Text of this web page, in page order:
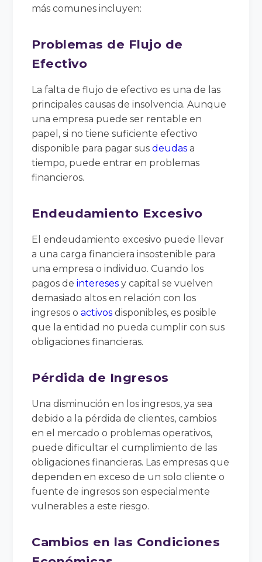
más comunes incluyen:
Problemas de Flujo de
Efectivo
La falta de flujo de efectivo es una de las
principales causas de insolvencia. Aunque
una empresa puede ser rentable en
papel, si no tiene suficiente efectivo
disponible para pagar susdeudas a
tiempo, puede entrar en problemas
financieros.
Endeudamiento Excesivo
El endeudamiento excesivo puede llevar
a una carga financiera insostenible para
una empresa o individuo. Cuando los
pagos deintereses y capital se vuelven
demasiado altos en relación con los
ingresos oactivos disponibles, es posible
que la entidad no pueda cumplir con sus
obligaciones financieras.
Pérdida de Ingresos
Una disminución en los ingresos, ya sea
debido a la pérdida de clientes, cambios
en el mercado o problemas operativos,
puede dificultar el cumplimiento de las
obligaciones financieras. Las empresas que
dependen en exceso de un solo cliente o
fuente de ingresos son especialmente
vulnerables a este riesgo.
Cambios en las Condiciones